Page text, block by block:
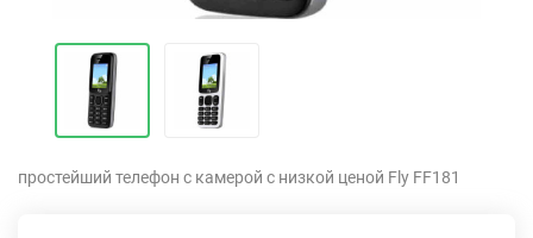
простейший телефон с камерой с низкой ценой Fly FF181